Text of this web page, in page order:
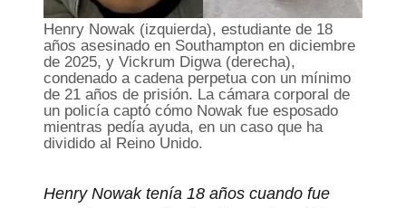
Henry Nowak (izquierda), estudiante de 18
años asesinado en Southampton en diciembre
de 2025, y Vickrum Digwa (derecha),
condenado a cadena perpetua con un mínimo
de 21 años de prisión. La cámara corporal de
un policía captó cómo Nowak fue esposado
mientras pedía ayuda, en un caso que ha
dividido al Reino Unido.
Henry Nowak tenía 18 años cuando fue